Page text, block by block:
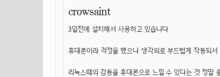
crowsaint
3일전에 설치해서 사용하고 있습니다
휴대폰이라 걱정을 했으나 생각외로 부드럽게 작동되
리눅스때의 감동을 휴대폰으로 느낄 수 있다는 것 정말